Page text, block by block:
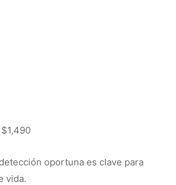
oportuna es clave para
vida.